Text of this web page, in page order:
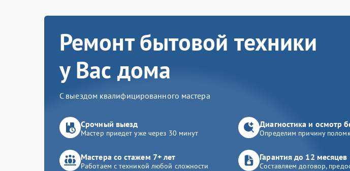
Ремонт бытовой техники
у Вас дома
С выездом квалифицированного мастера
Срочный выезд
Мастер приедет уже через 30 минут
Диагностика и осмотр
Определим причину
Мастера со стажем 7+ лет
Работаем с техникой любой сложности
Гарантия до 12 месяцев
Составляем договор,